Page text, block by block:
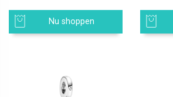
Nu shoppen